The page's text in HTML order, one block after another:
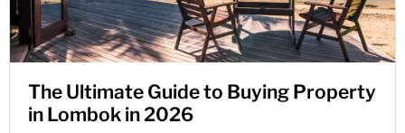
The Ultimate Guide to Buying Property
in Lombok in 2026